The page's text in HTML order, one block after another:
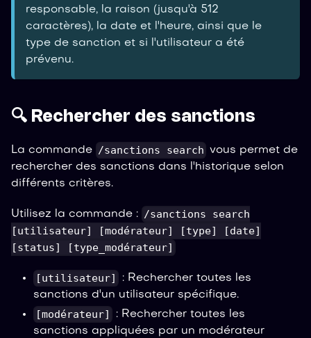
responsable, la raison (jusqu'à 512
caractères), la date et l'heure, ainsi que le
type de sanction et si l'utilisateur a été
prévenu.
🔍 Rechercher des sanctions
La commande /sanctions search vous permet de
rechercher des sanctions dans l'historique selon
différents critères.
Utilisez la commande : /sanctions search
[utilisateur] [modérateur] [type] [date]
[status] [type_modérateur]
[utilisateur]
: Rechercher toutes les
sanctions d'un utilisateur spécifique.
[modérateur]
: Rechercher toutes les
sanctions appliquées par un modérateur